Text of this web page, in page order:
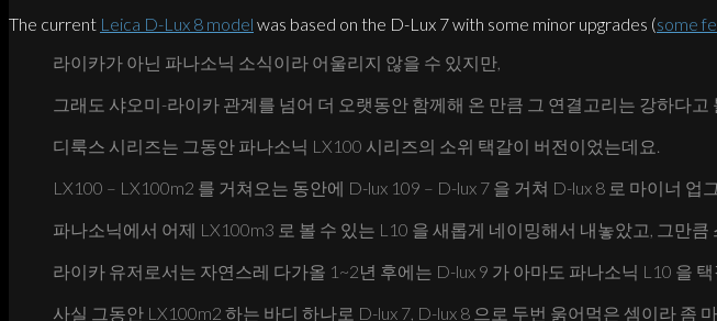
The current Leica D-Lux 8 model was based on the D-Lux 7 with some minor upgrades (some
라이카가 아닌 파나소닉 소식이라 어울리지 않을 수 있지만,
그래도 샤오미-라이카 관계를 넘어 더 오랫동안 함께해 온 만큼 그 연결고리는 강하다고
디룩스 시리즈는 그동안 파나소닉 LX100 시리즈의 소위 택갈이 버전이었는데요.
LX100 – LX100m2 를 거쳐오는 동안에 D-lux 109 – D-lux 7 을 거쳐 D-lux 8 로 마이너 업
파나소닉에서 어제 LX100m3 로 볼 수 있는 L10 을 새롭게 네이밍해서 내놓았고, 그만
라이카 유저로서는 자연스레 다가올 1~2년 후에는 D-lux 9 가 아마도 파나소닉 L10 을
사실 그동안 LX100m2 하는 바디 하나로 D-lux 7, D-lux 8 으로 두번 욹어먹은 셈이라 좀